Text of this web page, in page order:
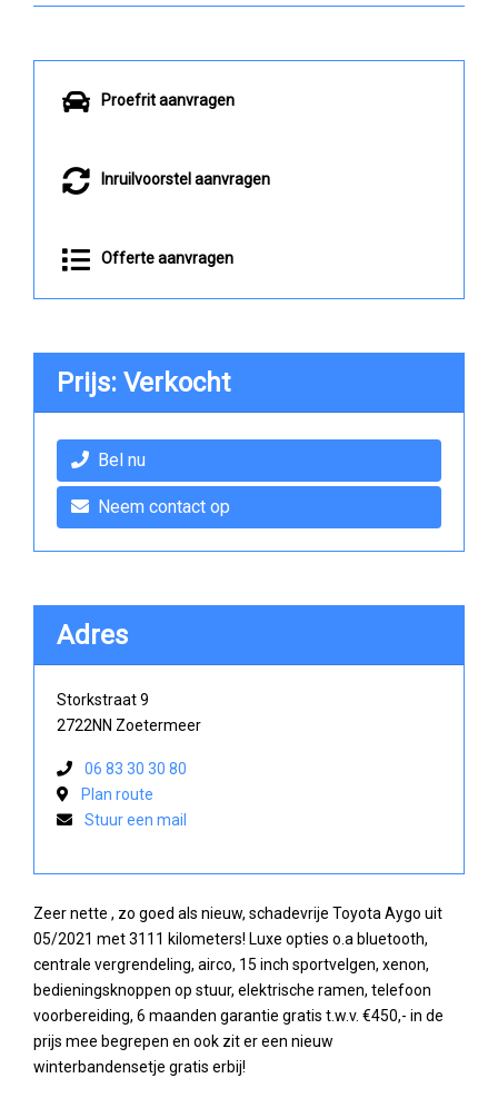
Proefrit aanvragen
Inruilvoorstel aanvragen
Offerte aanvragen
Zeer nette , zo goed als nieuw, schadevrije Toyota Aygo uit
05/2021 met 3111 kilometers! Luxe opties o.a bluetooth,
centrale vergrendeling, airco, 15 inch sportvelgen, xenon,
bedieningsknoppen op stuur, elektrische ramen, telefoon
voorbereiding, 6 maanden garantie gratis t.w.v. €450,- in de
prijs mee begrepen en ook zit er een nieuw
winterbandensetje gratis erbij!
Prijs: Verkocht
Bel nu
Neem contact op
Adres
Storkstraat 9
2722NN Zoetermeer
06 83 30 30 80
Plan route
Stuur een mail